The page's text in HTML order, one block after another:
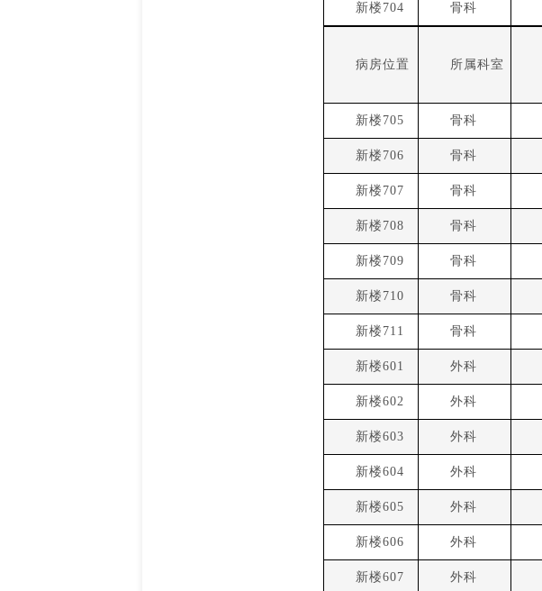
新楼704 骨科
病房位置 所属科室
新楼705 骨科
新楼706 骨科
新楼707 骨科
新楼708 骨科
新楼709 骨科
新楼710 骨科
新楼711 骨科
新楼601 外科
新楼602 外科
新楼603 外科
新楼604 外科
新楼605 外科
新楼606 外科
新楼607 外科